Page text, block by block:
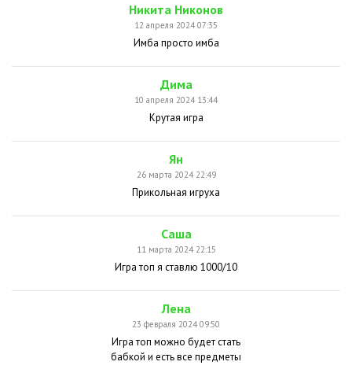
Никита Никонов
12 апреля 2024 07:35
Имба просто имба
Дима
10 апреля 2024 13:44
Крутая игра
Ян
26 марта 2024 22:49
Прикольная игруха
Саша
11 марта 2024 22:15
Игра топ я ставлю 1000/10
Лена
23 февраля 2024 09:50
Игра топ можно будет стать
бабкой и есть все предметы